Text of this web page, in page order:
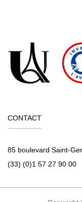
CONTACT
85 boulevard Saint-
(33) (0)1 57 27 90 00